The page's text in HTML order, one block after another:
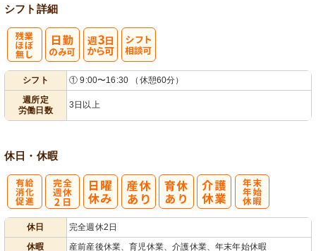
シフト詳細
シフト
① 9:00〜16:30 （休憩60分）
週所定
労働日数
3日以上
休日・休暇
休日
完全週休2日
休暇
産前産後休業、育児休業、介護休業、年末年始休暇